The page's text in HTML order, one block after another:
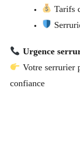
Tarifs
Urgence
Votre serrurier
confiance